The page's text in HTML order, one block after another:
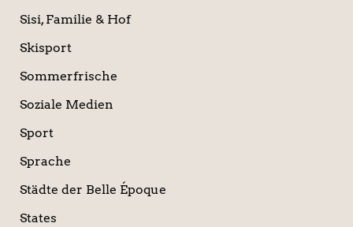
Sisi, Familie & Hof
Skisport
Sommerfrische
Soziale Medien
Sport
Sprache
Städte der Belle Époque
States